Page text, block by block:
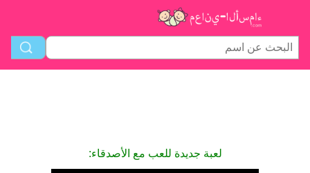
لعبة جديدة للعب مع الأصدقاء: